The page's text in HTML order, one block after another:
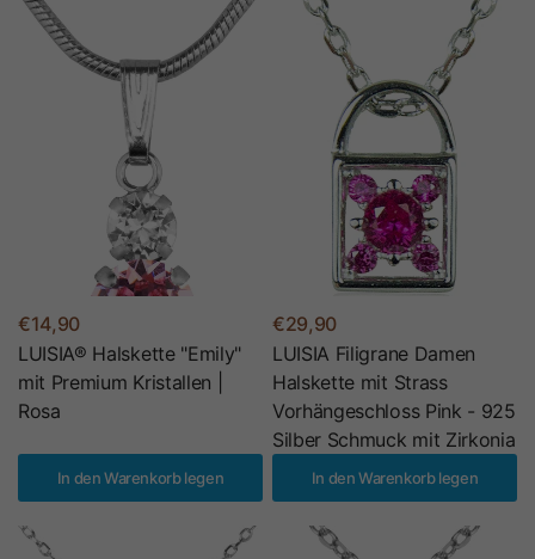
€14,90
LUISIA® Halskette "Emily"
mit Premium Kristallen |
Rosa
In den Warenkorb legen
€29,90
LUISIA Filigrane Damen
Halskette mit Strass
Vorhängeschloss Pink - 925
Silber Schmuck mit Zirkonia
In den Warenkorb legen